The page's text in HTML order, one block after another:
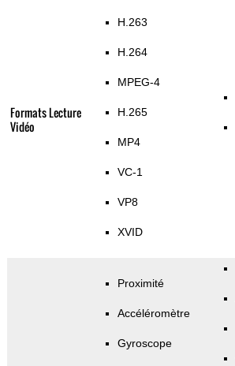
Formats Lecture
Vidéo
H.263
H.264
MPEG-4
H.265
MP4
VC-1
VP8
XVID
Proximité
Accéléromètre
Gyroscope